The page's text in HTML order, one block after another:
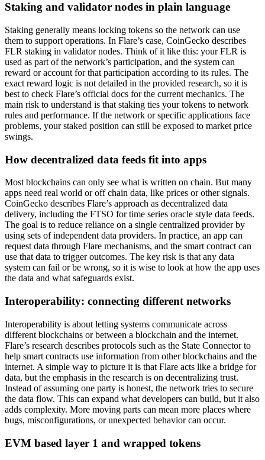
Staking and validator nodes in plain language
Staking generally means locking tokens so the network can use
them to support operations. In Flare’s case, CoinGecko describes
FLR staking in validator nodes. Think of it like this: your FLR is
used as part of the network’s participation, and the system can
reward or account for that participation according to its rules. The
exact reward logic is not detailed in the provided research, so it is
best to check Flare’s official docs for the current mechanics. The
main risk to understand is that staking ties your tokens to network
rules and performance. If the network or specific applications face
problems, your staked position can still be exposed to market price
swings.
How decentralized data feeds fit into apps
Most blockchains can only see what is written on chain. But many
apps need real world or off chain data, like prices or other signals.
CoinGecko describes Flare’s approach as decentralized data
delivery, including the FTSO for time series oracle style data feeds.
The goal is to reduce reliance on a single centralized provider by
using sets of independent data providers. In practice, an app can
request data through Flare mechanisms, and the smart contract can
use that data to trigger outcomes. The key risk is that any data
system can fail or be wrong, so it is wise to look at how the app uses
the data and what safeguards exist.
Interoperability: connecting different networks
Interoperability is about letting systems communicate across
different blockchains or between a blockchain and the internet.
Flare’s research describes protocols such as the State Connector to
help smart contracts use information from other blockchains and the
internet. A simple way to picture it is that Flare acts like a bridge for
data, but the emphasis in the research is on decentralizing trust.
Instead of assuming one party is honest, the network tries to secure
the data flow. This can expand what developers can build, but it also
adds complexity. More moving parts can mean more places where
bugs, misconfigurations, or unexpected behavior can occur.
EVM based layer 1 and wrapped tokens